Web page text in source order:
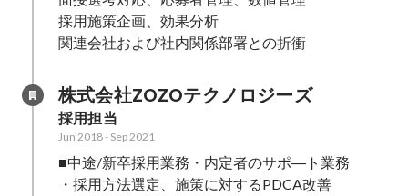
採用施策企画、効果分析
関連会社および社内関係部署との折衝
株式会社ZOZOテクノロジーズ
採用担当
Jun 2018- Sep 2021
■中途/新卒採用業務・内定者のサポ―ト業務
・採用方法選定、施策に対するPDCA改善